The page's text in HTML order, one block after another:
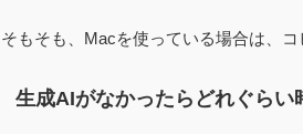
そもそも、Macを使っている場合は、
生成AIがなかったらどれぐらい